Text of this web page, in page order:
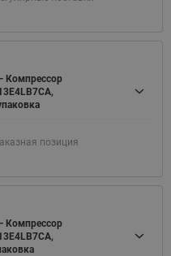
Компрессор
позиция
Компрессор